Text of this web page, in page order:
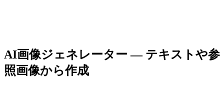
AI画像ジェネレーター — テキストや参
照画像から作成